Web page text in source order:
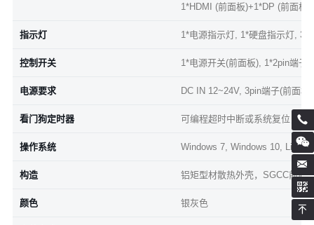
1*HDMI (前面板)+1*DP (前面板
指示灯 1*电源指示灯, 1*硬盘指示灯,
控制开关 1*电源开关(前面板), 1*2pin端子
电源要求 DC IN 12~24V, 3pin端子(前面
看门狗定时器 可编程超时中断或系统复位，1
操作系统 Windows 7, Windows 10, Linux
构造 铝矩型材散热外壳，SGCC前后
颜色 银灰色